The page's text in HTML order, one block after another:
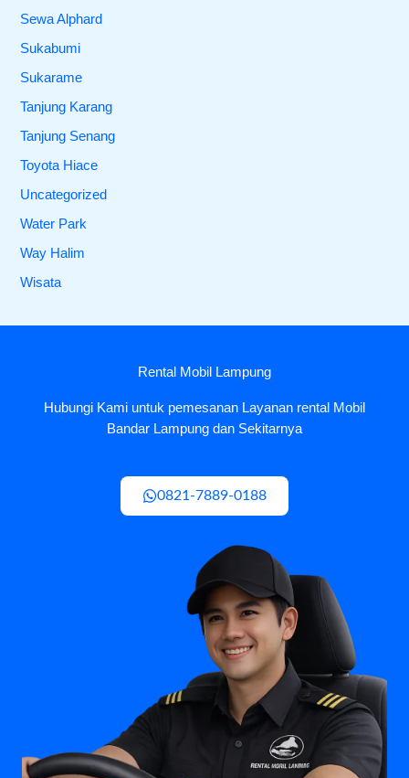
Sewa Alphard
Sukabumi
Sukarame
Tanjung Karang
Tanjung Senang
Toyota Hiace
Uncategorized
Water Park
Way Halim
Wisata
Rental Mobil Lampung
Hubungi Kami untuk pemesanan Layanan rental Mobil
Bandar Lampung dan Sekitarnya
0821-7889-0188